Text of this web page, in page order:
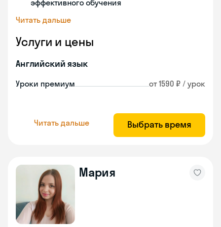
эффективного обучения
Читать дальше
Услуги и цены
Английский язык
Уроки премиум от 1590 ₽ / урок
Читать дальше Выбрать время
Мария